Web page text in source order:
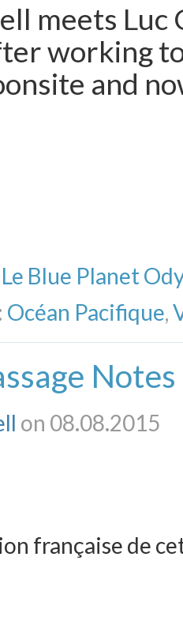
meets
working
and
Le Blue Planet
Océan Pacifique,
Notes
on 08.08.2015
française de